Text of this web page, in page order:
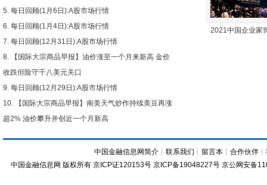
每日回顾(1月6日):A股市场行情
每日回顾(1月4日):A股市场行情
每日回顾(12月31日):A股市场行情
【国际大宗商品早报】油价涨至一个月来新高 金价
收跌但险守千八美元关口
每日回顾(12月29日):A股市场行情
【国际大宗商品早报】南美天气炒作持续美豆再涨
超2% 油价攀升并创近一个月新高
2021中国企业家
中国金融信息网简介 ┊联系我们 ┊ 留言本 ┊合作伙伴 ┊
中国金融信息网 版权所有 京ICP证120153号 京ICP备19048227号 京公网安备